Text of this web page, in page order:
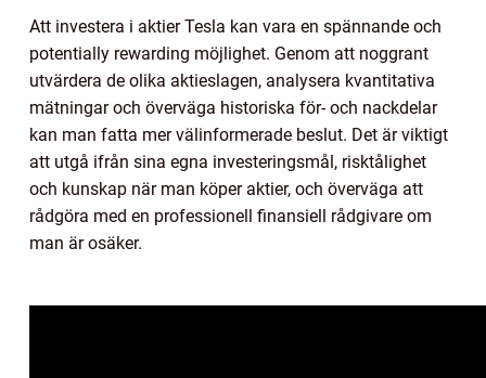
Att investera i aktier Tesla kan vara en spännande och
potentially rewarding möjlighet. Genom att noggrant
utvärdera de olika aktieslagen, analysera kvantitativa
mätningar och överväga historiska för- och nackdelar
kan man fatta mer välinformerade beslut. Det är viktigt
att utgå ifrån sina egna investeringsmål, risktålighet
och kunskap när man köper aktier, och överväga att
rådgöra med en professionell finansiell rådgivare om
man är osäker.